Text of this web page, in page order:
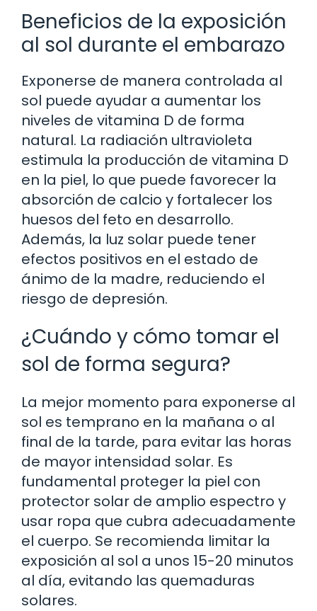
Beneficios de la exposición
al sol durante el embarazo
Exponerse de manera controlada al
sol puede ayudar a aumentar los
niveles de vitamina D de forma
natural. La radiación ultravioleta
estimula la producción de vitamina D
en la piel, lo que puede favorecer la
absorción de calcio y fortalecer los
huesos del feto en desarrollo.
Además, la luz solar puede tener
efectos positivos en el estado de
ánimo de la madre, reduciendo el
riesgo de depresión.
¿Cuándo y cómo tomar el
sol de forma segura?
La mejor momento para exponerse al
sol es temprano en la mañana o al
final de la tarde, para evitar las horas
de mayor intensidad solar. Es
fundamental proteger la piel con
protector solar de amplio espectro y
usar ropa que cubra adecuadamente
el cuerpo. Se recomienda limitar la
exposición al sol a unos 15-20 minutos
al día, evitando las quemaduras
solares.